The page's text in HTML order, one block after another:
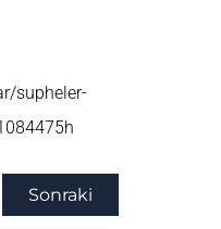
supheler-
Sonraki